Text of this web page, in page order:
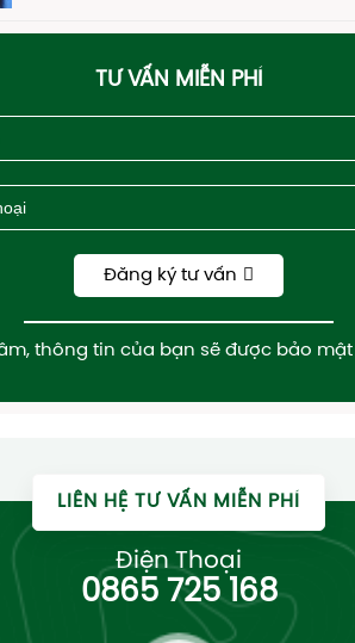
TƯ VẤN MIỄN PHÍ
Đăng ký tư vấn
thông tin của bạn sẽ được bảo
LIÊN HỆ TƯ VẤN MIỄN PHÍ
Điện Thoại
0865 725 168